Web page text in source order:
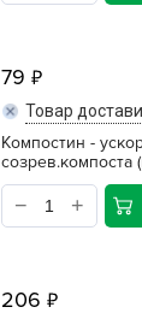
79
Товар
Компостин -
созрев.компоста
206